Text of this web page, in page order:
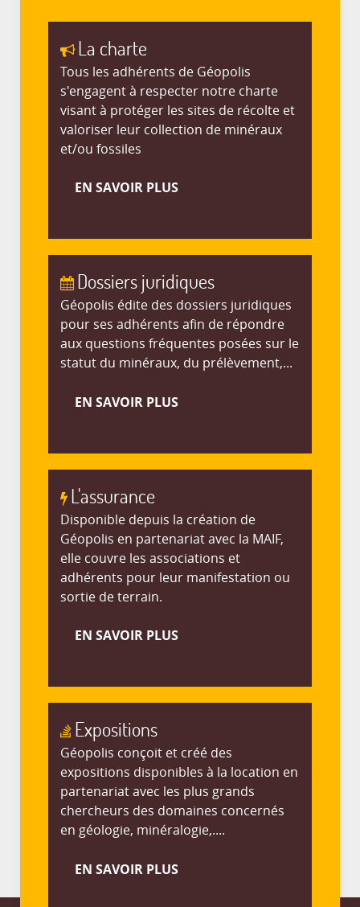
La charte
Tous les adhérents de Géopolis
s'engagent à respecter notre charte
visant à protéger les sites de récolte et
valoriser leur collection de minéraux
et/ou fossiles
EN SAVOIR PLUS
Dossiers juridiques
Géopolis édite des dossiers juridiques
pour ses adhérents afin de répondre
aux questions fréquentes posées sur le
statut du minéraux, du prélèvement,...
EN SAVOIR PLUS
L'assurance
Disponible depuis la création de
Géopolis en partenariat avec la MAIF,
elle couvre les associations et
adhérents pour leur manifestation ou
sortie de terrain.
EN SAVOIR PLUS
Expositions
Géopolis conçoit et créé des
expositions disponibles à la location en
partenariat avec les plus grands
chercheurs des domaines concernés
en géologie, minéralogie,....
EN SAVOIR PLUS